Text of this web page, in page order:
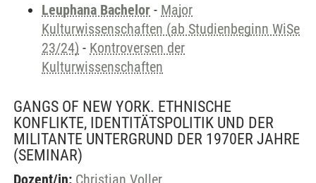
Leuphana Bachelor - Major
Kulturwissenschaften (ab Studienbeginn WiSe
23/24) - Kontroversen der
Kulturwissenschaften
GANGS OF NEW YORK. ETHNISCHE
KONFLIKTE, IDENTITÄTSPOLITIK UND DER
MILITANTE UNTERGRUND DER 1970ER JAHRE
(SEMINAR)
Dozent/in: Christian Voller